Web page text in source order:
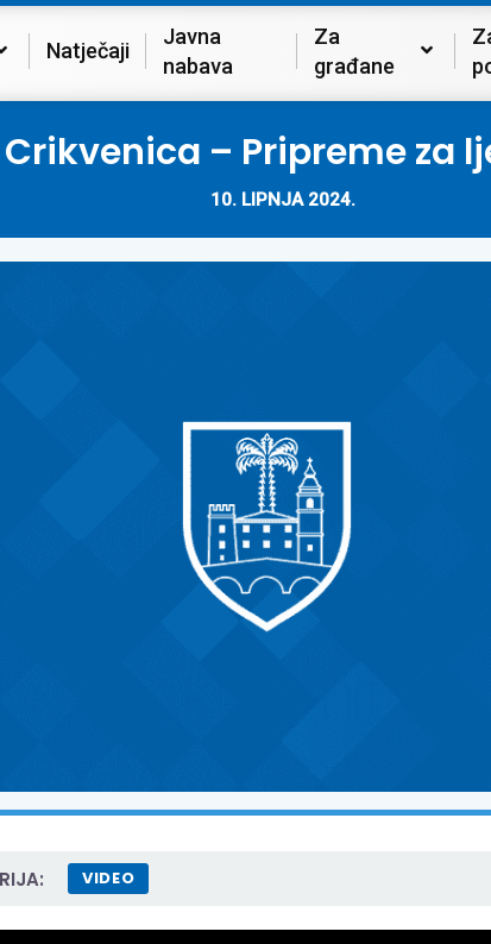
Natječaji
Javna
nabava
Za
građane
– Pripreme za
10. LIPNJA 2024.
VIDEO